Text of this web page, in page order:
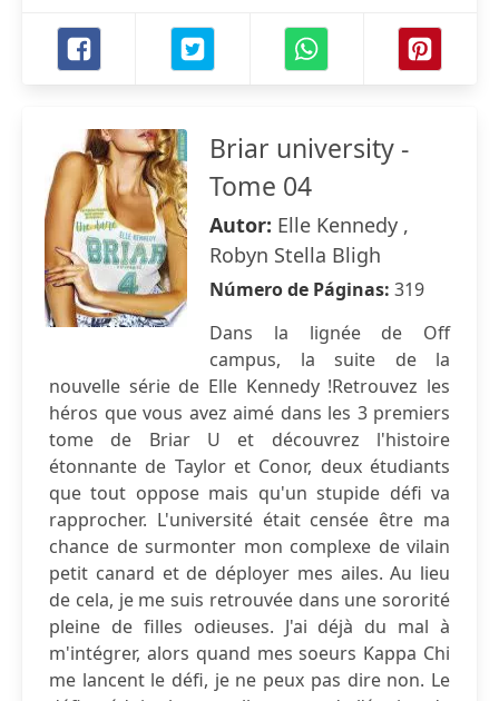
Briar university -
Tome 04
Autor: Elle Kennedy ,
Robyn Stella Bligh
Número de Páginas: 319
Dans la lignée de Off
campus, la suite de la
nouvelle série de Elle Kennedy !Retrouvez les
héros que vous avez aimé dans les 3 premiers
tome de Briar U et découvrez l'histoire
étonnante de Taylor et Conor, deux étudiants
que tout oppose mais qu'un stupide défi va
rapprocher. L'université était censée être ma
chance de surmonter mon complexe de vilain
petit canard et de déployer mes ailes. Au lieu
de cela, je me suis retrouvée dans une sororité
pleine de filles odieuses. J'ai déjà du mal à
m'intégrer, alors quand mes soeurs Kappa Chi
me lancent le défi, je ne peux pas dire non. Le